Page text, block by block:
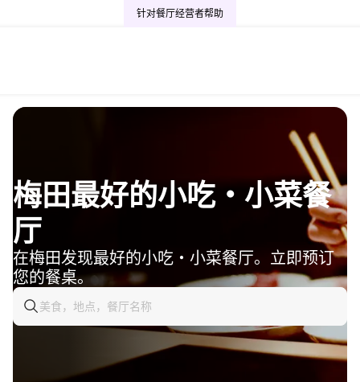
针对餐厅经营者帮助
梅田最好的小吃・小菜餐
厅
在梅田发现最好的小吃・小菜餐厅。立即预订
您的餐桌。